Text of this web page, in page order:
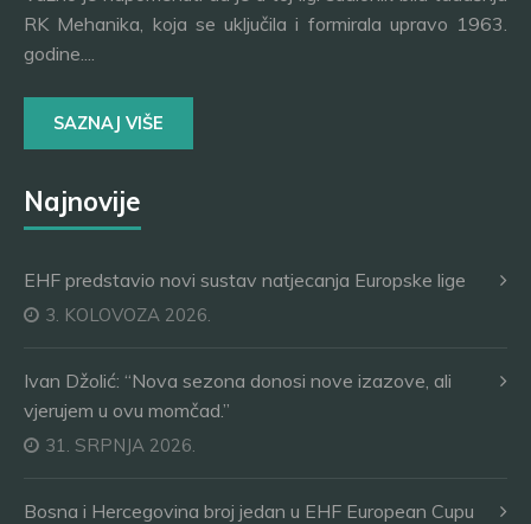
RK Mehanika, koja se uključila i formirala upravo 1963.
godine....
SAZNAJ VIŠE
Najnovije
EHF predstavio novi sustav natjecanja Europske lige
3. KOLOVOZA 2026.
Ivan Džolić: “Nova sezona donosi nove izazove, ali
vjerujem u ovu momčad.”
31. SRPNJA 2026.
Bosna i Hercegovina broj jedan u EHF European Cupu